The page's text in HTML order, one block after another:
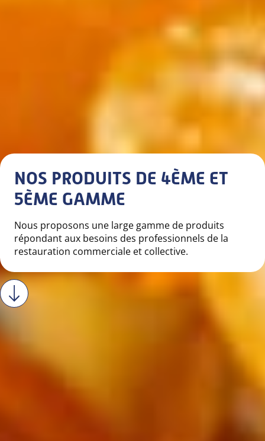
NOS PRODUITS DE 4ÈME ET
5ÈME GAMME
Nous proposons une large gamme de produits
répondant aux besoins des professionnels de la
restauration commerciale et collective.